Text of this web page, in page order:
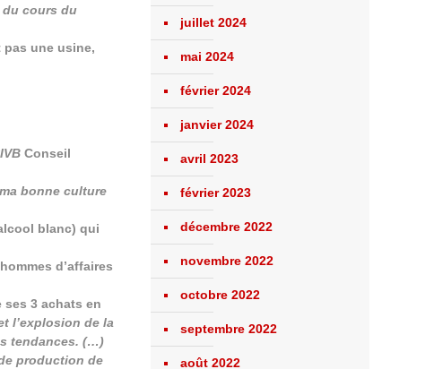
du cours du
pas une usine,
Conseil
bonne culture
blanc) qui
d’affaires
3 achats en
l’explosion de la
tendances. (…)
production de
juillet 2024
mai 2024
février 2024
janvier 2024
avril 2023
février 2023
décembre 2022
novembre 2022
octobre 2022
septembre 2022
août 2022